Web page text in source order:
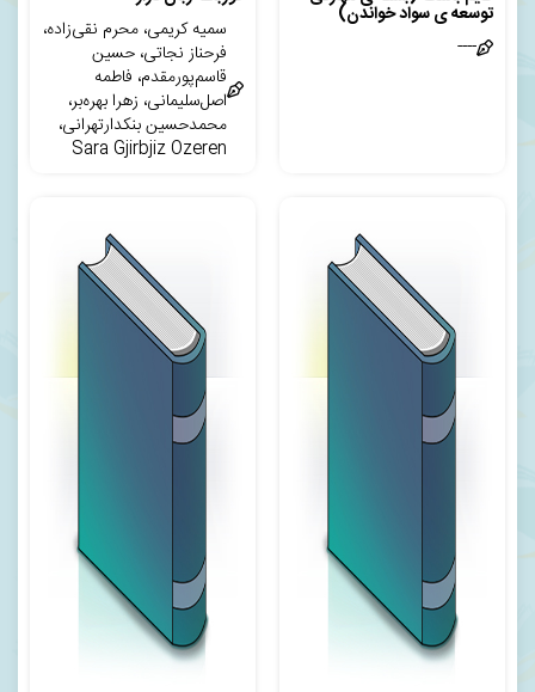
توسعه ی سواد خواندن)
----
سمیه کریمی، محرم نقی‌زاده،
فرحناز نجاتی، حسین
قاسم‌پورمقدم، فاطمه
اصل‌سلیمانی، زهرا بهره‌بر،
محمدحسین بنکدارتهرانی،
Sara Gjirbjiz Ozeren